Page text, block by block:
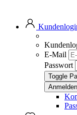
E-Mail
Passwort
Toggle